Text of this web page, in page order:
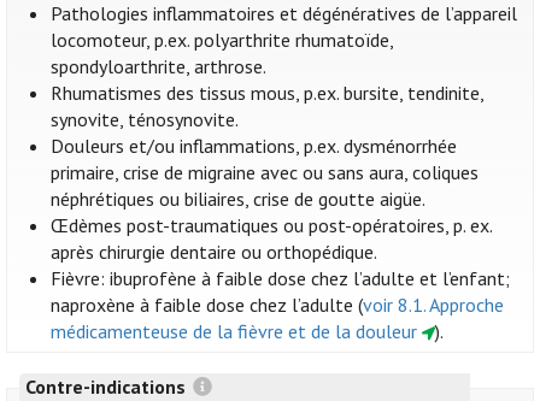
Pathologies inflammatoires et dégénératives de l’appareil
locomoteur, p.ex. polyarthrite rhumatoïde,
spondyloarthrite, arthrose.
Rhumatismes des tissus mous, p.ex. bursite, tendinite,
synovite, ténosynovite.
Douleurs et/ou inflammations, p.ex. dysménorrhée
primaire, crise de migraine avec ou sans aura, coliques
néphrétiques ou biliaires, crise de goutte aigüe.
Œdèmes post-traumatiques ou post-opératoires, p. ex.
après chirurgie dentaire ou orthopédique.
Fièvre: ibuprofène à faible dose chez l’adulte et l’enfant;
naproxène à faible dose chez l’adulte (voir 8.1. Approche
médicamenteuse de la fièvre et de la douleur
).
Contre-indications